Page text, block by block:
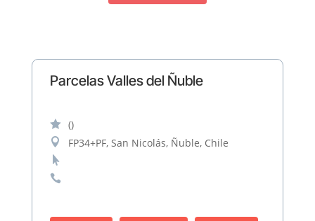
Parcelas Valles del Ñuble
 ()
 FP34+PF, San Nicolás, Ñuble, Chile

